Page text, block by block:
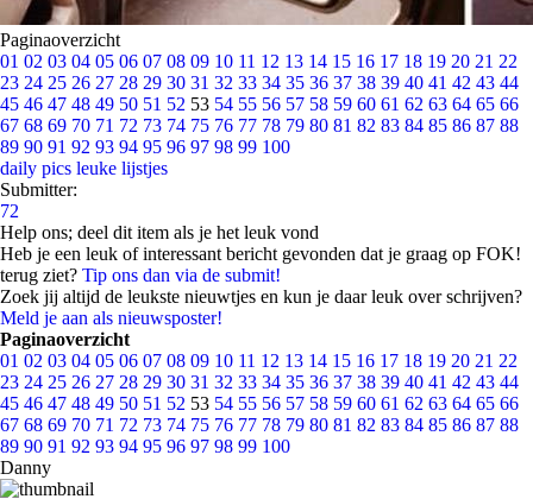
Paginaoverzicht
01 02 03 04 05 06 07 08 09 10 11 12 13 14 15 16 17 18 19 20 21 22
23 24 25 26 27 28 29 30 31 32 33 34 35 36 37 38 39 40 41 42 43 44
45 46 47 48 49 50 51 52 53 54 55 56 57 58 59 60 61 62 63 64 65 66
67 68 69 70 71 72 73 74 75 76 77 78 79 80 81 82 83 84 85 86 87 88
89 90 91 92 93 94 95 96 97 98 99 100
daily pics leuke lijstjes
Submitter:
72
Help ons; deel dit item als je het leuk vond
Heb je een leuk of interessant bericht gevonden dat je graag op FOK!
terug ziet? Tip ons dan via de submit!
Zoek jij altijd de leukste nieuwtjes en kun je daar leuk over schrijven?
Meld je aan als nieuwsposter!
Paginaoverzicht
01 02 03 04 05 06 07 08 09 10 11 12 13 14 15 16 17 18 19 20 21 22
23 24 25 26 27 28 29 30 31 32 33 34 35 36 37 38 39 40 41 42 43 44
45 46 47 48 49 50 51 52 53 54 55 56 57 58 59 60 61 62 63 64 65 66
67 68 69 70 71 72 73 74 75 76 77 78 79 80 81 82 83 84 85 86 87 88
89 90 91 92 93 94 95 96 97 98 99 100
Danny